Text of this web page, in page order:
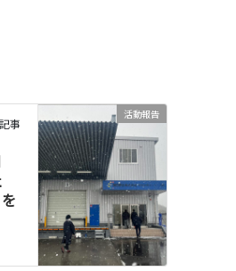
活動報告
事